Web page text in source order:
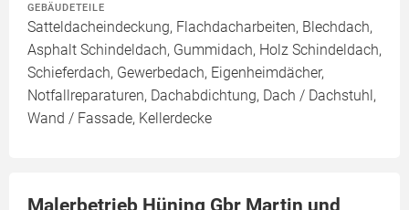
GEBÄUDETEILE
Satteldacheindeckung, Flachdacharbeiten, Blechdach,
Asphalt Schindeldach, Gummidach, Holz Schindeldach,
Schieferdach, Gewerbedach, Eigenheimdächer,
Notfallreparaturen, Dachabdichtung, Dach / Dachstuhl,
Wand / Fassade, Kellerdecke